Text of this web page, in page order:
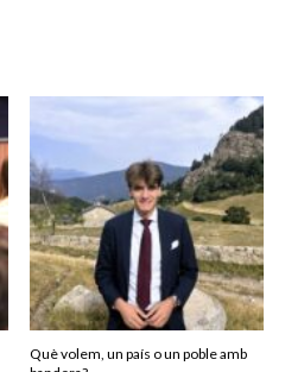
Què volem, un país o un poble amb